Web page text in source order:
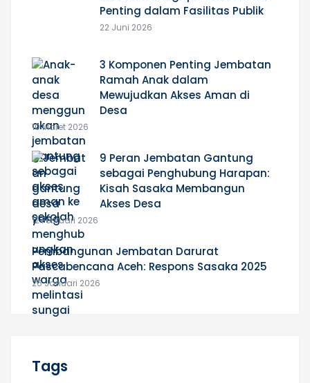
Penting dalam Fasilitas Publik
22 Juni 2026
3 Komponen Penting Jembatan
Ramah Anak dalam
Mewujudkan Akses Aman di
Desa
10 Maret 2026
9 Peran Jembatan Gantung
sebagai Penghubung Harapan:
Kisah Sasaka Membangun
Akses Desa
12 Februari 2026
Pembangunan Jembatan Darurat
Pascabencana Aceh: Respons Sasaka 2025
26 Januari 2026
Tags